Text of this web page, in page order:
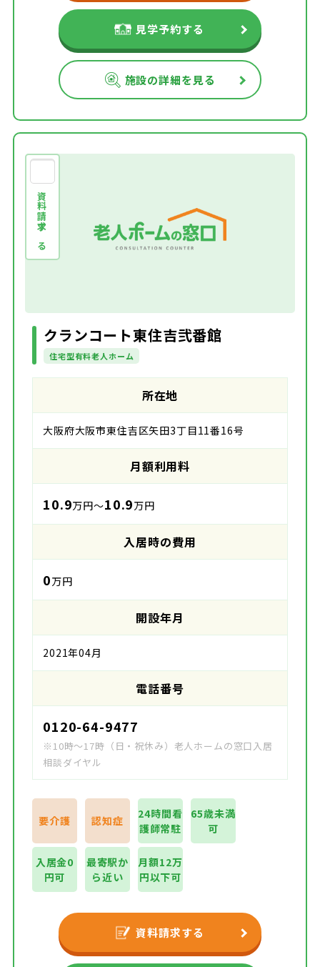
見学予約する
施設の詳細を見る
資料請求する
クランコート東住吉弐番館
住宅型有料老人ホーム
所在地
大阪府大阪市東住吉区矢田3丁目11番16号
月額利用料
10.9万円～10.9万円
入居時の費用
0万円
開設年月
2021年04月
電話番号
0120-64-9477
※10時～17時（日・祝休み）老人ホームの窓口入居
相談ダイヤル
要介護 認知症
24時間看
護師常駐
65歳未満
可
入居金0
円可
最寄駅か
ら近い
月額12万
円以下可
資料請求する